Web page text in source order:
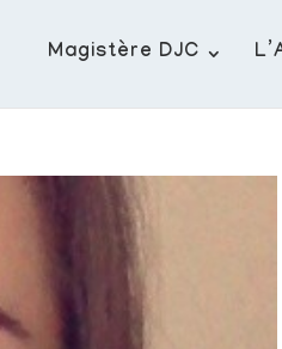
Magistère DJC